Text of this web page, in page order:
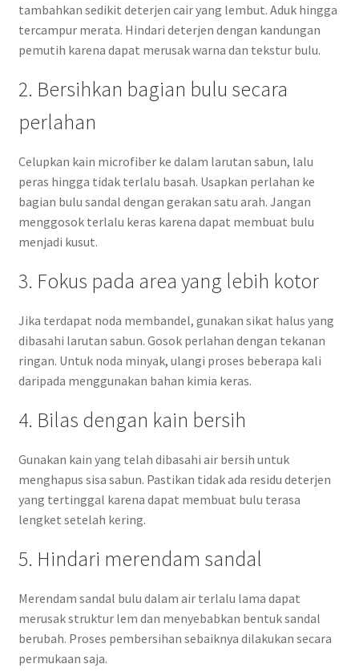
tambahkan sedikit deterjen cair yang lembut. Aduk hingga
tercampur merata. Hindari deterjen dengan kandungan
pemutih karena dapat merusak warna dan tekstur bulu.
2. Bersihkan bagian bulu secara
perlahan
Celupkan kain microfiber ke dalam larutan sabun, lalu
peras hingga tidak terlalu basah. Usapkan perlahan ke
bagian bulu sandal dengan gerakan satu arah. Jangan
menggosok terlalu keras karena dapat membuat bulu
menjadi kusut.
3. Fokus pada area yang lebih kotor
Jika terdapat noda membandel, gunakan sikat halus yang
dibasahi larutan sabun. Gosok perlahan dengan tekanan
ringan. Untuk noda minyak, ulangi proses beberapa kali
daripada menggunakan bahan kimia keras.
4. Bilas dengan kain bersih
Gunakan kain yang telah dibasahi air bersih untuk
menghapus sisa sabun. Pastikan tidak ada residu deterjen
yang tertinggal karena dapat membuat bulu terasa
lengket setelah kering.
5. Hindari merendam sandal
Merendam sandal bulu dalam air terlalu lama dapat
merusak struktur lem dan menyebabkan bentuk sandal
berubah. Proses pembersihan sebaiknya dilakukan secara
permukaan saja.